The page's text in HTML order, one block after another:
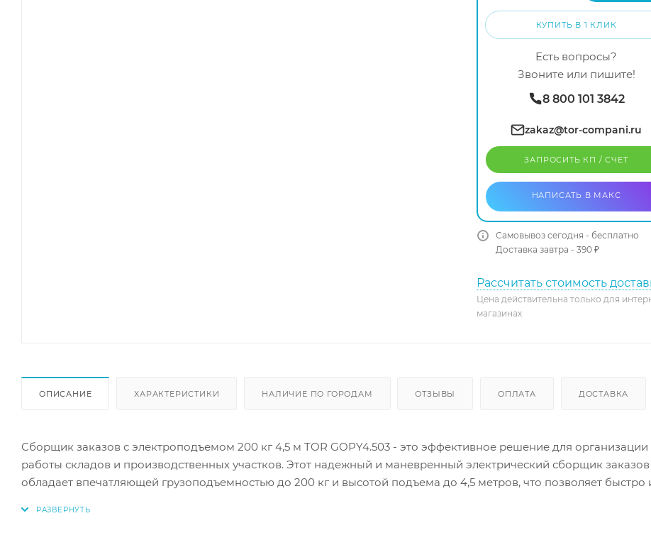
КУПИТЬ В 1 КЛИК
Есть вопросы?
Звоните или пишите!
8 800 101 3842
zakaz@tor-compani.ru
ЗАПРОСИТЬ КП / CЧЕТ
НАПИСАТЬ В МАКС
Самовывоз сегодня - бесплатно
Доставка завтра - 390 ₽
Рассчитать стоимость
Цена действительна только для
магазинах
ОПИСАНИЕ ХАРАКТЕРИСТИКИ НАЛИЧИЕ ПО ГОРОДАМ ОТЗЫВЫ ОПЛАТА ДОСТАВКА
Сборщик заказов с электроподъемом 200 кг 4,5 м TOR GOPY4.503 - это эффективное решение для организации
работы складов и производственных участков. Этот надежный и маневренный электрический сборщик заказов
обладает впечатляющей грузоподъемностью до 200 кг и высотой подъема до 4,5 метров, что позволяет быстро